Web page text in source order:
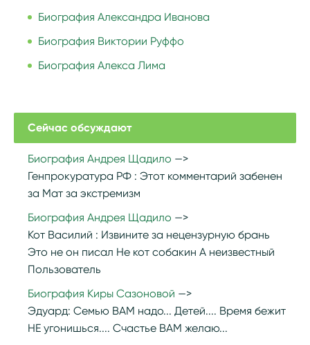
Биография Александра Иванова
Биография Виктории Руффо
Биография Алекса Лима
Сейчас обсуждают
Биография Андрея Щадило
Генпрокуратура РФ : Этот комментарий забенен
за Мат за экстремизм
Биография Андрея Щадило
Кот Василий : Извините за нецензурную брань
Это не он писал Не кот собакин А неизвестный
Пользователь
Биография Киры Сазоновой
Эдуард: Семью ВАМ надо... Детей.... Время бежит
НЕ угонишься.... Счастье ВАМ желаю...